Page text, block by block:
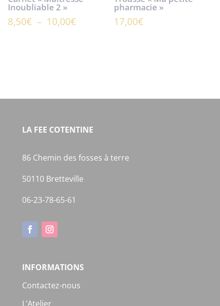
Inoubliable 2 »
8,50€ – 10,00€Plage
pharmacie »
17,00€
LA FEE COTENTINE
86 Chemin des fosses à terre
50110 Bretteville
06-23-78-65-61
INFORMATIONS
Contactez-nous
L’Atelier